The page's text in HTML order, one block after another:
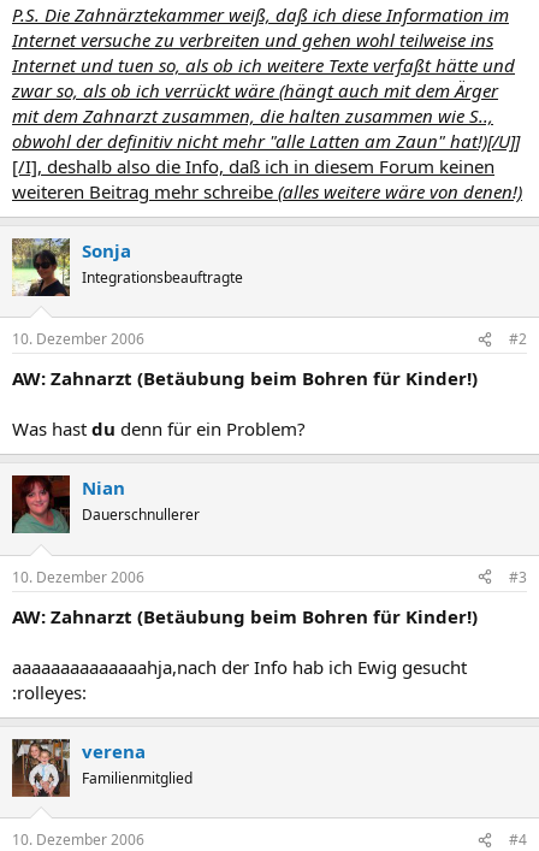
P.S. Die Zahnärztekammer weiß, daß ich diese Information im
Internet versuche zu verbreiten und gehen wohl teilweise ins
Internet und tuen so, als ob ich weitere Texte verfaßt hätte und
zwar so, als ob ich verrückt wäre (hängt auch mit dem Ärger
mit dem Zahnarzt zusammen, die halten zusammen wie S..,
obwohl derdefinitiv nicht mehr "alle Latten am Zaun" hat!)[/U]]
[/I], deshalb also die Info, daß ich in diesem Forum keinen
weiteren Beitrag mehr schreibe (alles weitere wäre von denen!)
Sonja
Integrationsbeauftragte
10. Dezember 2006 #2
AW: Zahnarzt (Betäubung beim Bohren für Kinder!)
Was hast du denn für ein Problem?
Nian
Dauerschnullerer
10. Dezember 2006 #3
AW: Zahnarzt (Betäubung beim Bohren für Kinder!)
aaaaaaaaaaaaaahja,nach der Info hab ich Ewig gesucht
:rolleyes:
verena
Familienmitglied
10. Dezember 2006 #4